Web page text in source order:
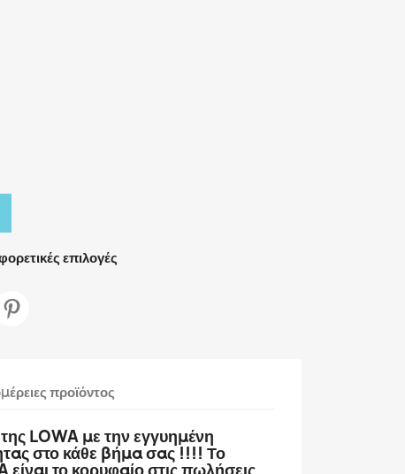
επιλογές
προϊόντος
LOWA με την εγγυημένη
στο κάθε βήμα σας !!!! Το